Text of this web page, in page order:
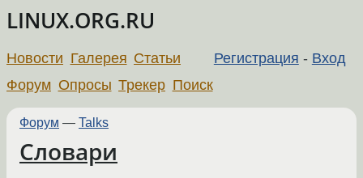
LINUX.ORG.RU
Регистрация - Вход
Новости Галерея Статьи
Форум Опросы Трекер Поиск
Форум — Talks
Словари